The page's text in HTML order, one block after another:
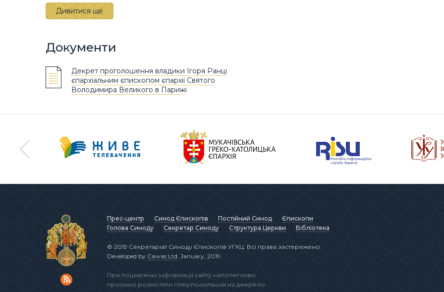
Дивитися ще
Документи
Декрет проголошення владики Ігоря Ранці
єпархіальним єпископом єпархії Святого
Володимира Великого в Парижі
Прес-центр Синод Єпископів Постійний Синод
Єпископи
Голова Синоду
Секретар Синоду Структура Церкви Бібліотека
© 2019 Секретаріат Синоду Єпископів УГКЦ. Всі права застережено.
Developed by Cawas Ltd . January, 2019.
При поширенні інформації сайту наполегливо
просимо розмістити гіперпосилання на джерело.